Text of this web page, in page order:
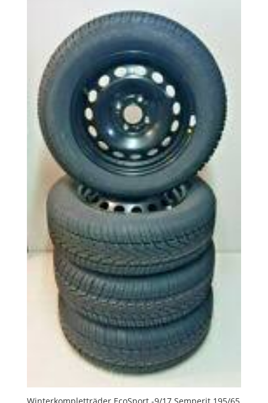
Winterkompletträder EcoSport -9/17 Semperit 195/65